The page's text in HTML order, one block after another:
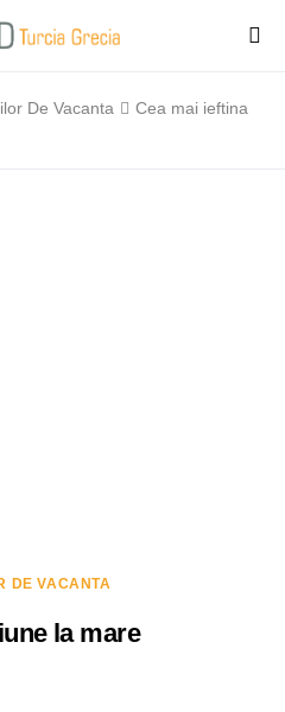
De Vacanta
Cea mai ieftina
DE VACANTA
la mare